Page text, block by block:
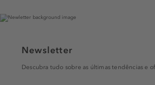
Newsletter
Descubra tudo sobre as últimas tendências e